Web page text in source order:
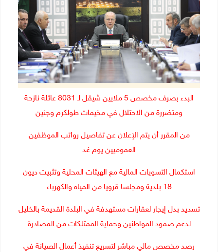
البدء بصرف مخصص 5 ملايين شيقل لـ 8031 عائلة نازحة
ومتضررة من الاحتلال في مخيمات طولكرم وجنين
من المقرر أن يتم الإعلان عن تفاصيل رواتب الموظفين
العموميين يوم غد
استكمال التسويات المالية مع الهيئات المحلية وتثبيت ديون
18 بلدية ومجلسا قرويا من المياه والكهرباء
تسديد بدل إيجار لعقارات مستهدفة في البلدة القديمة بالخليل
لدعم صمود المواطنين وحماية الممتلكات من المصادرة
رصد مخصص مالي مباشر لتسريع تنفيذ أعمال الصيانة في